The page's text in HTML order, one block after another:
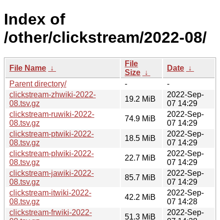
Index of
/other/clickstream/2022-08/
File Name ↓
File
Size ↓
Date ↓
Parent directory/
-
-
clickstream-zhwiki-2022-
08.tsv.gz
19.2 MiB
2022-Sep-
07 14:29
clickstream-ruwiki-2022-
08.tsv.gz
74.9 MiB
2022-Sep-
07 14:29
clickstream-ptwiki-2022-
08.tsv.gz
18.5 MiB
2022-Sep-
07 14:29
clickstream-plwiki-2022-
08.tsv.gz
22.7 MiB
2022-Sep-
07 14:29
clickstream-jawiki-2022-
08.tsv.gz
85.7 MiB
2022-Sep-
07 14:29
clickstream-itwiki-2022-
08.tsv.gz
42.2 MiB
2022-Sep-
07 14:28
clickstream-frwiki-2022-
51.3 MiB
2022-Sep-